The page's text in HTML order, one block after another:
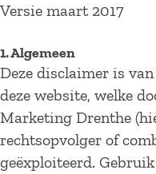
Versie maart 2017
1. Algemeen
Deze disclaimer is
deze website, welke
Marketing Drenthe
rechtsopvolger of
geëxploiteerd.